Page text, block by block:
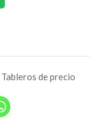
Tableros de precio